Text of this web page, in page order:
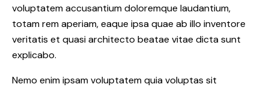
voluptatem accusantium doloremque laudantium,
totam rem aperiam, eaque ipsa quae ab illo inventore
veritatis et quasi architecto beatae vitae dicta sunt
explicabo.
Nemo enim ipsam voluptatem quia voluptas sit